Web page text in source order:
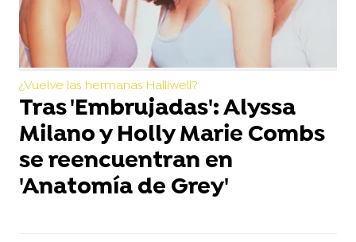
¿Vuelve las hermanas Halliwell?
Tras 'Embrujadas': Alyssa
Milano y Holly Marie Combs
se reencuentran en
'Anatomía de Grey'